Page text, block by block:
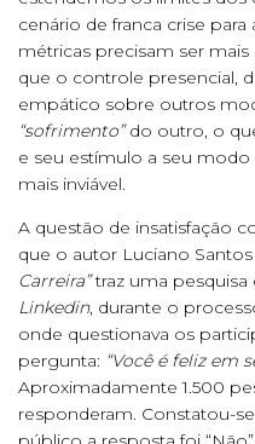
cenário de franca crise
métricas precisam ser
que o controle presencial,
empático sobre outros
“sofrimento”do outro, o
e seu estímulo a seu
mais inviável.
A questão de insatisfação
que o autor Luciano
Carreira”traz uma pesquisa
Linkedin, durante o
onde questionava os
pergunta: “Você é feliz em
Aproximadamente 1.500
responderam. Constatou-